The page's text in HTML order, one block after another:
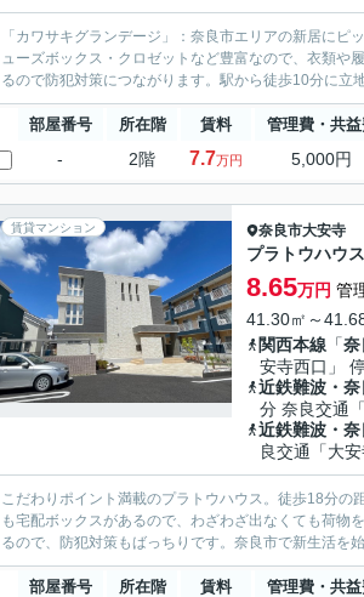
「カワサキグランデージ」：奈良市エリアの新居に
ューズボックス・クロゼットなど豊富なので、衣類や
るので防犯対策につながります。駅から徒歩10分に立
部屋番号 所在階 賃料 管理費・共益
- 2階 7.7万円 5,000円
賃貸マンション 奈良市大安寺
プラトウハウス
8.65万円 管
41.30㎡～
関西本線 「奈
安寺西口」
近鉄難波・奈
分 奈良交通
近鉄難波・奈
良交通「大
こだわりポイント満載のプラトウハウス。徒歩18分の
も宅配ボックスがあるので、わざわざ出なくても荷物
るので、防犯対策もばっちりです。奈良市で新生活を
部屋番号 所在階 賃料 管理費・共益